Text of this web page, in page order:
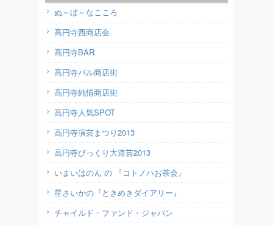
ぬ～ぼ～なこころ
高円寺西商店会
高円寺BAR
高円寺パル商店街
高円寺純情商店街
高円寺人気SPOT
高円寺演芸まつり2013
高円寺びっくり大道芸2013
いまいはのん の 『コトノハお茶会』
星さいかの『ときめきダイアリー』
チャイルド・ファンド・ジャパン